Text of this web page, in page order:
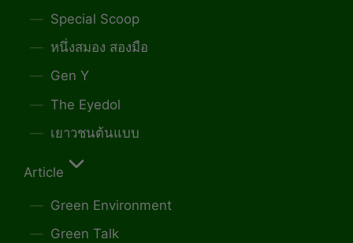
Special Scoop
หนึ่งสมอง สองมือ
Gen Y
The Eyedol
เยาวชนต้นแบบ
Article
Green Environment
Green Talk